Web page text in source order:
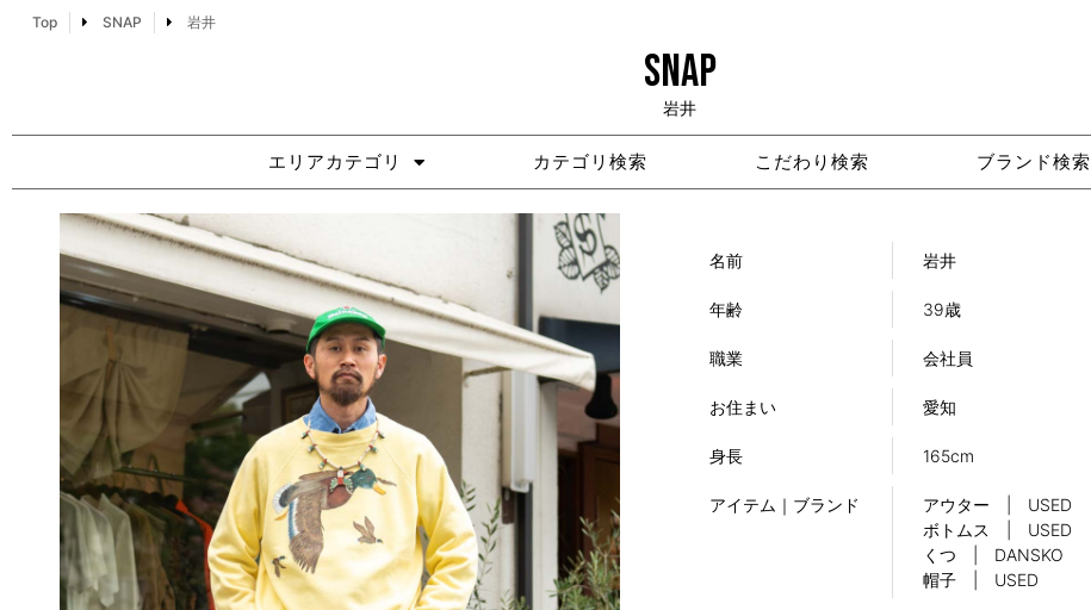
Top SNAP 岩井
SNAP
岩井
エリアカテゴリ カテゴリ検索 こだわり検索 ブランド検索
名前 岩井
年齢 39歳
職業 会社員
お住まい 愛知
身長 165cm
アイテム｜ブランド
アウター | USED
ボトムス | USED
くつ | DANSKO
帽子 | USED